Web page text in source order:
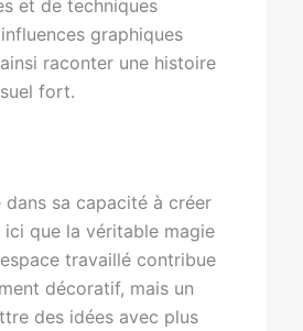
et de techniques
graphiques
raconter une histoire
fort.
sa capacité à créer
ici que la véritable magie
travaillé contribue
décoratif, mais un
des idées avec plus